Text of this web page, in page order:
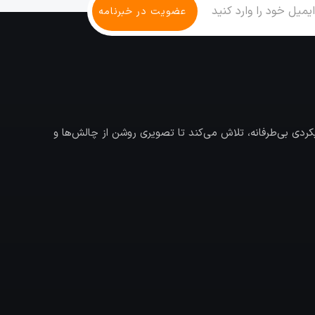
بی‌طرفانه، تلاش می‌کند تا تصویری روشن از چالش‌ها و